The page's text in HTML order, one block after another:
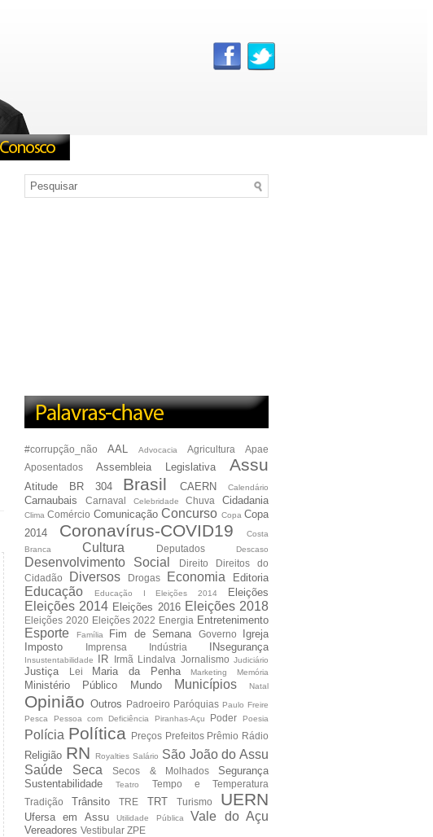
#corrupção_não AAL Advocacia Agricultura
Apae
Aposentados
Assembleia Legislativa Assu
Atitude BR 304 Brasil CAERN Calendário
Carnaubais Carnaval Celebridade Chuva Cidadania
Clima Comércio Comunicação Concurso Copa Copa
2014
Coronavírus-COVID19
Costa
Branca
Cultura Deputados Descaso
Desenvolvimento Social Direito
Direitos do
Cidadão
Diversos Drogas Economia Editoria
Educação Educação I Eleições 2014 Eleições
Eleições 2014 Eleições 2016 Eleições 2018
Eleições 2020 Eleições 2022 Energia Entretenimento
Esporte Família Fim de Semana Governo
Igreja
Imposto
Imprensa Indústria INsegurança
Insustentabilidade IR Irmã Lindalva Jornalismo Judiciário
Justiça Lei Maria da Penha Marketing Memória
Ministério Público Mundo Municípios Natal
Opinião Outros Padroeiro Paróquias Paulo Freire
Pesca
Pessoa com Deficiência Piranhas-Açu Poder Poesia
Polícia Política Preços Prefeitos Prêmio Rádio
Religião RN Royalties Salário São João do Assu
Saúde
Seca Secos & Molhados
Segurança
Sustentabilidade
Teatro
Tempo e Temperatura
Tradição
Trânsito TRE TRT Turismo UERN
Ufersa em Assu Utilidade Pública Vale do Açu
Vereadores Vestibular ZPE